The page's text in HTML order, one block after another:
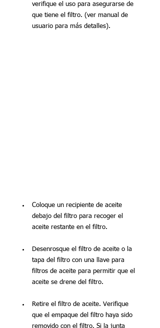
verifique el uso para asegurarse de
que tiene el filtro. (ver manual de
usuario para más detalles).
Coloque un recipiente de aceite
debajo del filtro para recoger el
aceite restante en el filtro.
Desenrosque el filtro de aceite o la
tapa del filtro con una llave para
filtros de aceite para permitir que el
aceite se drene del filtro.
Retire el filtro de aceite. Verifique
que el empaque del filtro haya sido
removido con el filtro. Si la junta